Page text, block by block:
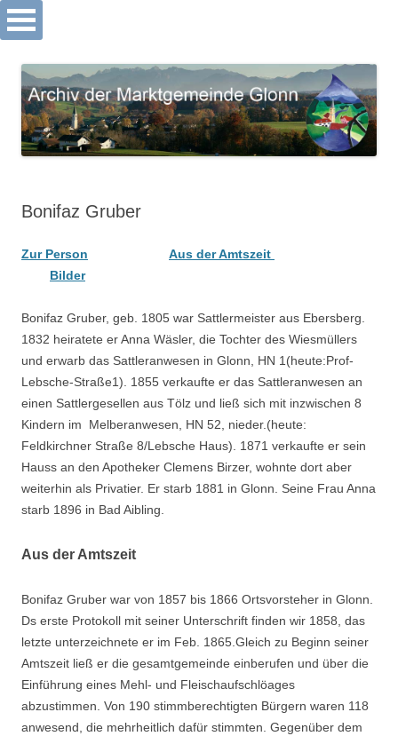
Suchen nach:
Archiv Markt Glonn
zum
Inhalt
Bonifaz Gruber
Zur Person
Aus der Amtszeit
Bilder
Bonifaz Gruber, geb. 1805 war Sattlermeister aus Ebersberg.
1832 heiratete er Anna Wäsler, die Tochter des Wiesmüllers
und erwarb das Sattleranwesen in Glonn, HN 1(heute:Prof-
Lebsche-Straße1). 1855 verkaufte er das Sattleranwesen an
einen Sattlergesellen aus Tölz und ließ sich mit inzwischen 8
Kindern im Melberanwesen, HN 52, nieder.(heute:
Feldkirchner Straße 8/Lebsche Haus). 1871 verkaufte er sein
Hauss an den Apotheker Clemens Birzer, wohnte dort aber
weiterhin als Privatier. Er starb 1881 in Glonn. Seine Frau Anna
starb 1896 in Bad Aibling.
Aus der Amtszeit
Bonifaz Gruber war von 1857 bis 1866 Ortsvorsteher in Glonn.
Ds erste Protokoll mit seiner Unterschrift finden wir 1858, das
letzte unterzeichnete er im Feb. 1865.Gleich zu Beginn seiner
Amtszeit ließ er die gesamtgemeinde einberufen und über die
Einführung eines Mehl- und Fleischaufschlöages
abzustimmen. Von 190 stimmberechtigten Bürgern waren 118
anwesend, die mehrheitlich dafür stimmten. Gegenüber dem